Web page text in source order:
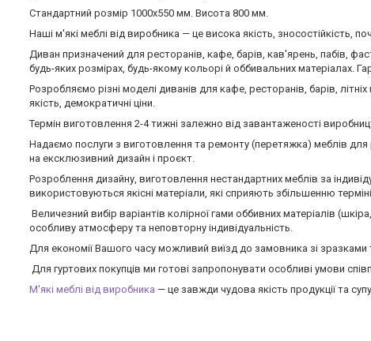
Стандартний розмір 1000х550 мм. Висота 800 мм.
Наші м'які меблі від виробника — це висока якість, зносостійкість,
Диван призначений для ресторанів, кафе, барів, кав'ярень, пабів,
будь-яких розмірах, будь-якому кольорі й оббивальних матеріалах.
Розробляємо різні моделі диванів для кафе, ресторанів, барів,
якість, демократичні ціни.
Термін виготовлення 2-4 тижні залежно від завантаженості
Надаємо послуги з виготовлення та ремонту (перетяжка) меблів для
на ексклюзивний дизайн і проєкт.
Розроблення дизайну, виготовлення нестандартних меблів за
використовуються якісні матеріали, які сприяють збільшенню
Величезний вибір варіантів колірної гами оббивних матеріалів
особливу атмосферу та неповторну індивідуальність.
Для економії Вашого часу можливий виїзд до замовника зі зразками
Для гуртових покупців ми готові запропонувати особливі умови
М'які меблі від виробника — це завжди чудова якість продукції та